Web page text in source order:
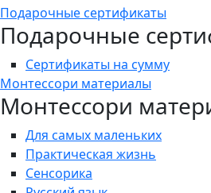
Подарочные сертификаты
Подарочные
Сертификаты на сумму
Монтессори материалы
Монтессори
Для самых маленьких
Практическая жизнь
Сенсорика